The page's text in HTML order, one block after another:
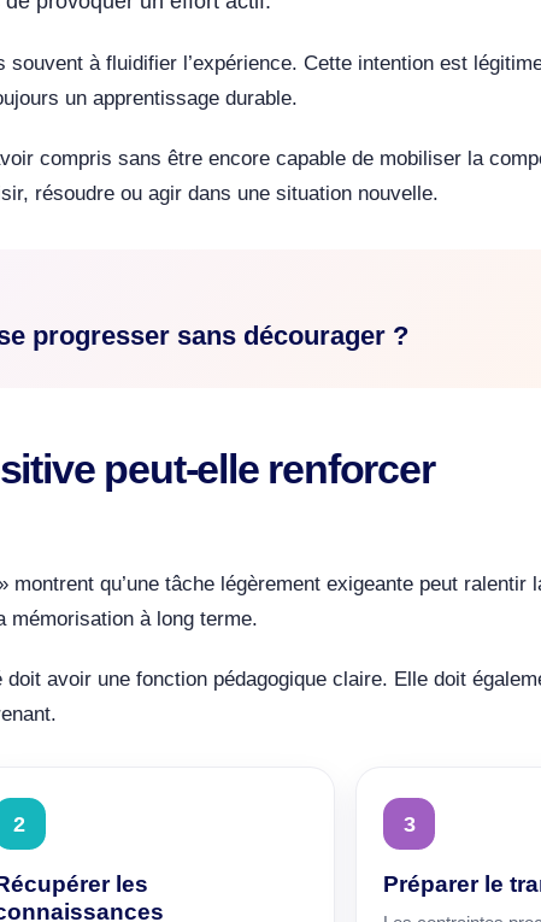
à fluidifier l’expérience. Cette intention est
un apprentissage durable.
compris sans être encore capable de mobiliser la
résoudre ou agir dans une situation nouvelle.
progresser sans décourager ?
peut-elle renforcer
qu’une tâche légèrement exigeante peut ralentir
mémorisation à long terme.
avoir une fonction pédagogique claire. Elle doit
2
les
3
Préparer le